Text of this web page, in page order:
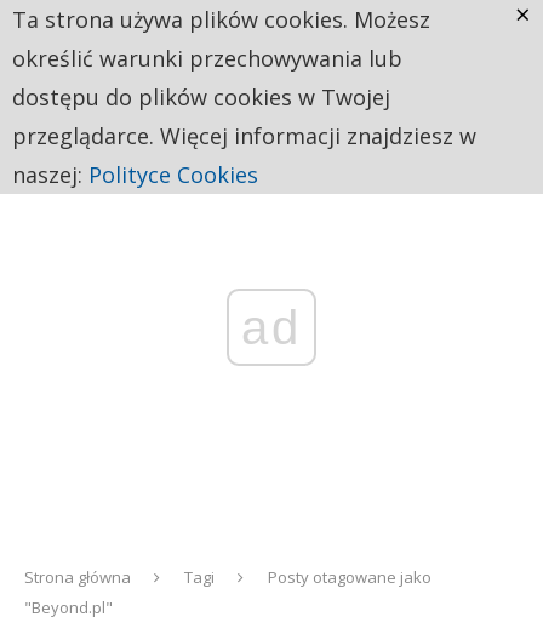
ad
Strona główna Tagi
Posty otagowane jako
"Beyond.pl"
Ta strona używa plików cookies. Możesz
określić warunki przechowywania lub
dostępu do plików cookies w Twojej
przeglądarce. Więcej informacji znajdziesz w
naszej: Polityce Cookies
×